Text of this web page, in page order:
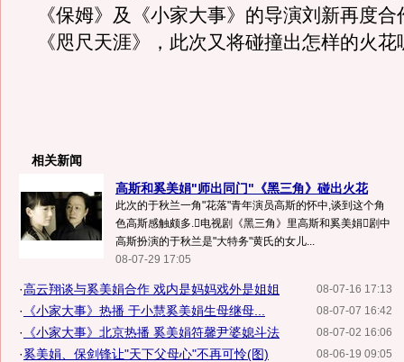
《保姆》及《小家大事》的导演刘新再度
《咫尺天涯》，此次又将碰撞出怎样的火花
相关新闻
高斯和奚美娟"师出同门"《黑三角》碰出火花
此次的于秋兰一角"花落"青年演员高斯的怀中,谈到这个角
色高斯感触颇多.电视剧《黑三角》里高斯和奚美娟剧中
高斯扮演的于秋兰是"大特务"黄氏的女儿...
08-07-29 17:05
08-07-16 17:13
·高云翔谈与奚美娟合作 戏内是妈妈戏外是姐姐
08-07-07 16:42
· 《小家大事》热播 于小慧奚美娟生母继母...
08-07-02 16:06
· 《小家大事》北京热播 奚美娟符馨尹婆媳斗法
08-06-19 09:05
·奚美娟、保剑锋让"天下父母心"不再可怜(图)